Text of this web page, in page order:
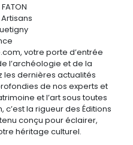
votre porte d’entrée
l’archéologie et de la
les dernières actualités
de nos experts et
et l’art sous toutes
la rigueur des Éditions
conçu pour éclairer,
héritage culturel.